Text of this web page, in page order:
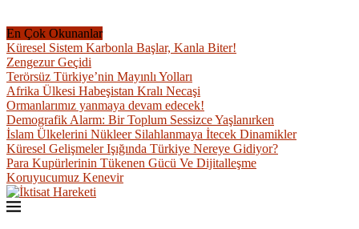
En Çok Okunanlar
Küresel Sistem Karbonla Başlar, Kanla Biter!
Zengezur Geçidi
Terörsüz Türkiye’nin Mayınlı Yolları
Afrika Ülkesi Habeşistan Kralı Necaşi
Ormanlarımız yanmaya devam edecek!
Demografik Alarm: Bir Toplum Sessizce Yaşlanırken
İslam Ülkelerini Nükleer Silahlanmaya İtecek Dinamikler
Küresel Gelişmeler Işığında Türkiye Nereye Gidiyor?
Para Kupürlerinin Tükenen Gücü Ve Dijitalleşme
Koruyucumuz Kenevir